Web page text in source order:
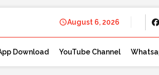
August 6, 2026
Download YouTube Channel